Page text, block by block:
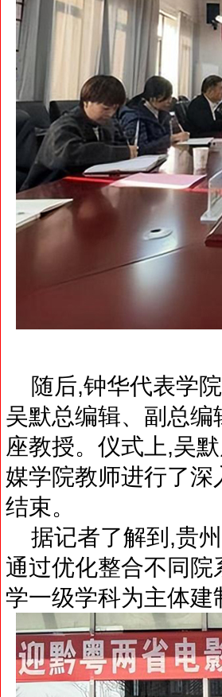
随后,钟华代表学
吴默总编辑、副总
座教授。仪式上,吴
媒学院教师进行了
结束。
据记者了解到,贵
通过优化整合不同
学一级学科为主体